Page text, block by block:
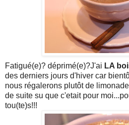
Fatigué(e)? déprimé(e)?J'ai LA
des derniers jours d'hiver car
nous régalerons plutôt de
de suite su que c'etait pour
tou(te)s!!!